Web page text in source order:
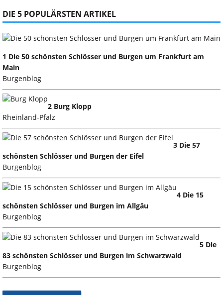
DIE 5 POPULÄRSTEN ARTIKEL
1 Die 50 schönsten Schlösser und Burgen um Frankfurt am
Main
Burgenblog
2 Burg Klopp
Rheinland-Pfalz
3 Die 57
schönsten Schlösser und Burgen der Eifel
Burgenblog
4 Die 15
schönsten Schlösser und Burgen im Allgäu
Burgenblog
5 Die
83 schönsten Schlösser und Burgen im Schwarzwald
Burgenblog